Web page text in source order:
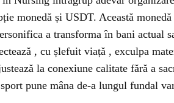
monedă și USDT. Această
a transforma în bani actual
, cu șlefuit viață , exculpa
la conexiune calitate fără a
pune mâna de-a lungul fundal